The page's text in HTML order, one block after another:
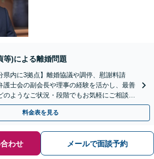
等)による離婚問題
県内に3拠点】離婚協議や調停、慰謝料請
護士会の副会長や理事の経験を活かし、最善
のようなご状況・段階でもお気軽にご相談く
】
料金表を見る
わせ メールで面談予約